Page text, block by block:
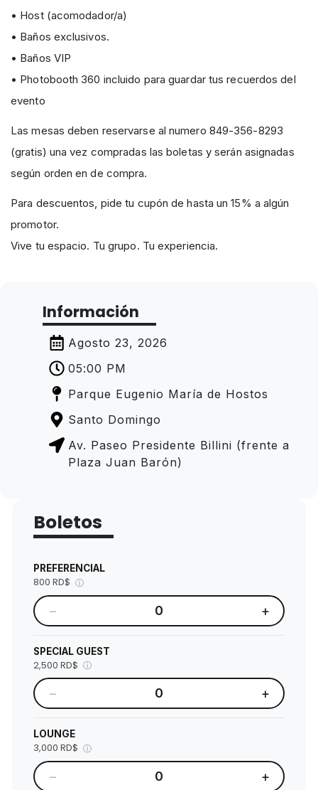
• Host (acomodador/a)
• Baños exclusivos.
• Baños VIP
• Photobooth 360 incluido para guardar tus recuerdos del
evento
Las mesas deben reservarse al numero 849-356-8293
(gratis) una vez compradas las boletas y serán asignadas
según orden en de compra.
Para descuentos, pide tu cupón de hasta un 15% a algún
promotor.
Vive tu espacio. Tu grupo. Tu experiencia.
Información
Agosto 23, 2026
05:00 PM
Parque Eugenio María de Hostos
Santo Domingo
Av. Paseo Presidente Billini (frente a
Plaza Juan Barón)
Boletos
PREFERENCIAL
800 RD$ ⓘ
− 0 +
SPECIAL GUEST
2,500 RD$ ⓘ
− 0 +
LOUNGE
3,000 RD$ ⓘ
− 0 +